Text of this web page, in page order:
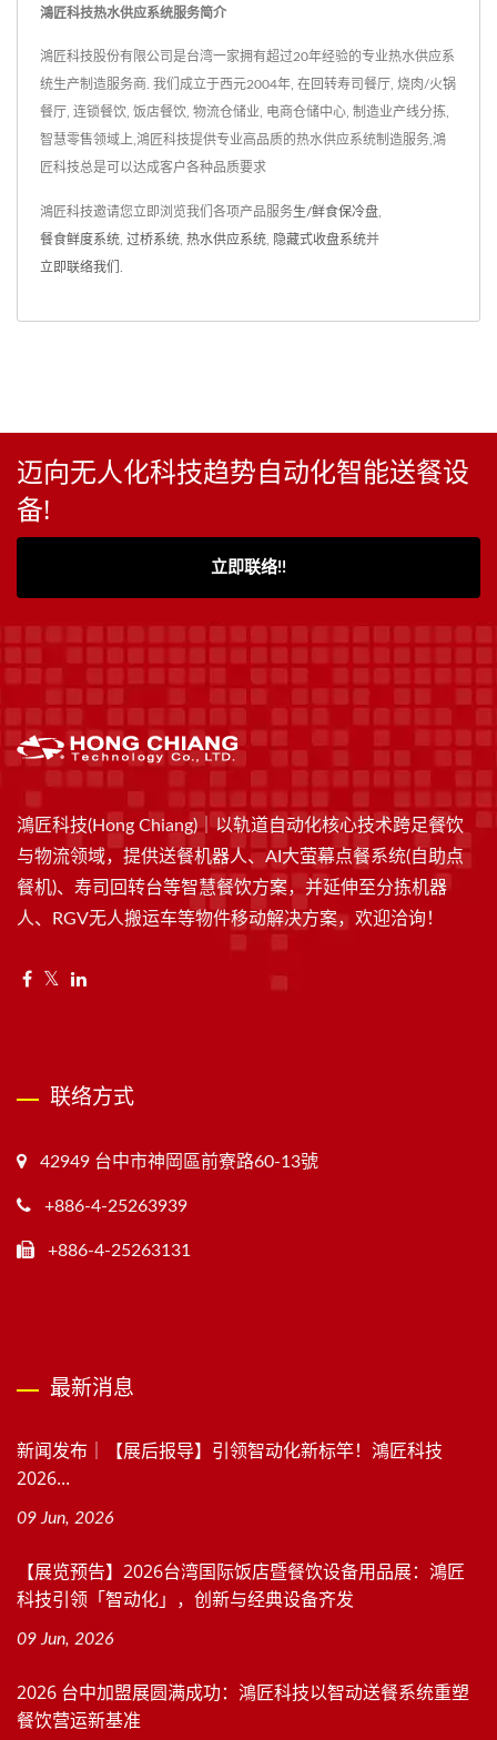
鴻匠科技热水供应系统服务简介
鴻匠科技股份有限公司是台湾一家拥有超过20年经验的专业热水供应系
统生产制造服务商. 我们成立于西元2004年, 在回转寿司餐厅, 烧肉/火锅
餐厅, 连锁餐饮, 饭店餐饮, 物流仓储业, 电商仓储中心, 制造业产线分拣,
智慧零售领域上,鴻匠科技提供专业高品质的热水供应系统制造服务,鴻
匠科技总是可以达成客户各种品质要求
鴻匠科技邀请您立即浏览我们各项产品服务生/鲜食保冷盘
餐食鲜度系统 过桥系统 热水供应系统 隐藏式收盘系统并
立即联络我们
迈向无人化科技趋势自动化智能送餐设
备!
立即联络!!
鴻匠科技(Hong Chiang)｜以轨道自动化核心技术跨足餐饮
与物流领域，提供送餐机器人、AI大萤幕点餐系统(自助点
餐机)、寿司回转台等智慧餐饮方案，并延伸至分拣机器
人、RGV无人搬运车等物件移动解决方案，欢迎洽询！
联络方式
42949 台中市神岡區前寮路60-13號
+886-4-25263939
+886-4-25263131
最新消息
新闻发布｜【展后报导】引领智动化新标竿！鴻匠科技
2026...
09 Jun, 2026
【展览预告】2026台湾国际饭店暨餐饮设备用品展：鴻匠
科技引领「智动化」，创新与经典设备齐发
09 Jun, 2026
2026 台中加盟展圆满成功：鴻匠科技以智动送餐系统重塑
餐饮营运新基准